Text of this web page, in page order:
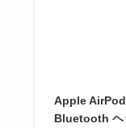
Apple
Bluetooth ヘ